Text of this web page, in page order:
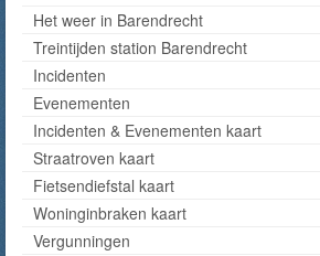
Het weer in Barendrecht
Treintijden station Barendrecht
Incidenten
Evenementen
Incidenten & Evenementen kaart
Straatroven kaart
Fietsendiefstal kaart
Woninginbraken kaart
Vergunningen